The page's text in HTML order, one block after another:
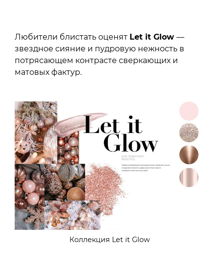
Любители блистать оценят Let it Glow —
звездное сияние и пудровую нежность в
потрясающем контрасте сверкающих и
матовых фактур.
Коллекция Let it Glow